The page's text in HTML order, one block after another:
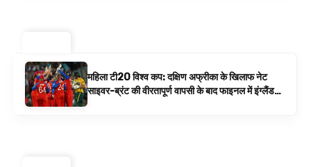
महिला टी20 विश्व कप: दक्षिण अफ्रीका के खिलाफ नेट
साइवर-ब्रंट की वीरतापूर्ण वापसी के बाद फाइनल में इंग्लैंड